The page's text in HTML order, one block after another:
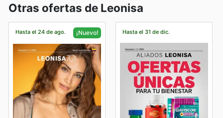
Otras ofertas de Leonisa
Hasta el 24 de ago. ¡Nuevo! Hasta el 31 de dic.